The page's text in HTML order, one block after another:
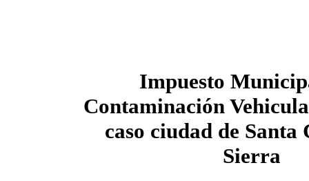
Impuesto
Contaminación
caso ciudad de Santa
Sierra